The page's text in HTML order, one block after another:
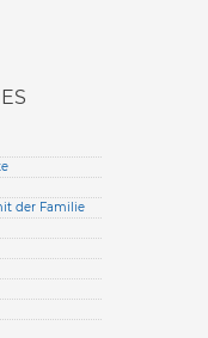
W
der Familie